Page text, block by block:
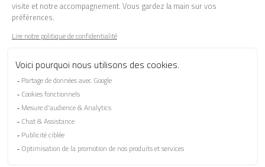
LA MARQUE
BESOIN D'AIDE ?
Les garanties
Le SAV
Besoin d'informations ? Nos conseillers
sont à votre écoute.